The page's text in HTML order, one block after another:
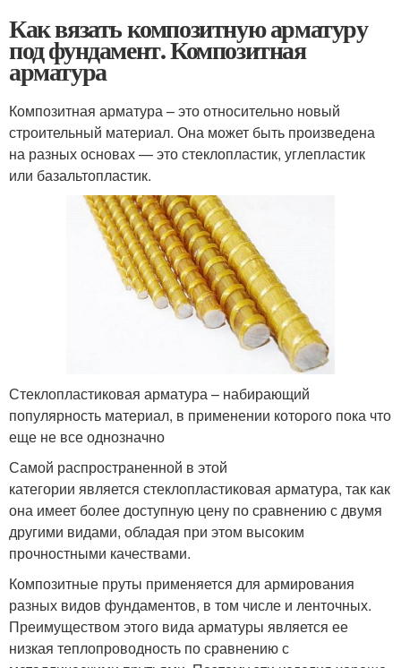
Как вязать композитную арматуру
под фундамент. Композитная
арматура
Композитная арматура – это относительно новый
строительный материал. Она может быть произведена
на разных основах — это стеклопластик, углепластик
или базальтопластик.
Стеклопластиковая арматура – набирающий
популярность материал, в применении которого пока что
еще не все однозначно
Самой распространенной в этой
категории является стеклопластиковая арматура, так как
она имеет более доступную цену по сравнению с двумя
другими видами, обладая при этом высоким
прочностными качествами.
Композитные пруты применяется для армирования
разных видов фундаментов, в том числе и ленточных.
Преимуществом этого вида арматуры является ее
низкая теплопроводность по сравнению с